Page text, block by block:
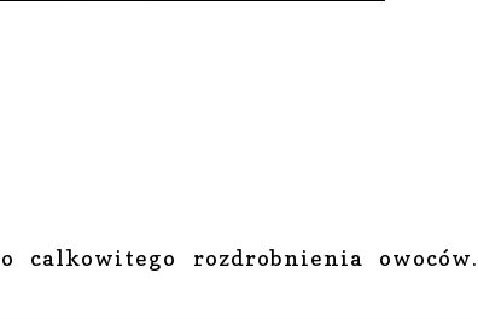
calkowitego rozdrobnienia owoców.